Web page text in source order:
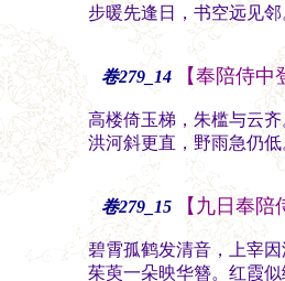
步暖先逢日，书空远见
卷279_14 【奉陪侍
高楼倚玉梯，朱槛与云
洪河斜更直，野雨急仍
卷279_15 【九日奉
碧霄孤鹤发清音，上宰
茱萸一朵映华簪。红霞